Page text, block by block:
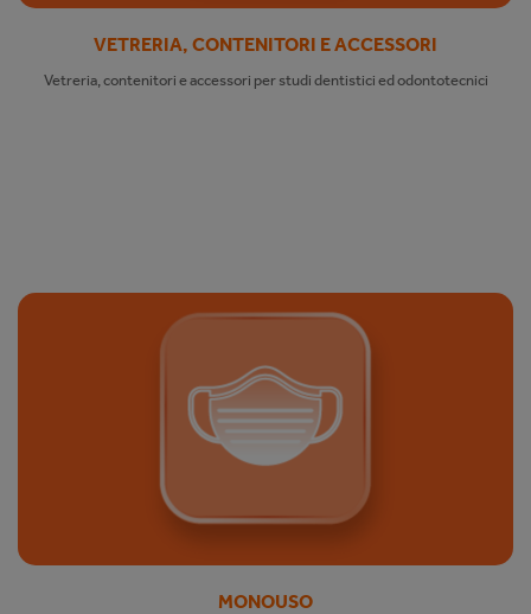
VETRERIA, CONTENITORI E ACCESSORI
Vetreria, contenitori e accessori per studi dentistici ed odontotecnici
MONOUSO